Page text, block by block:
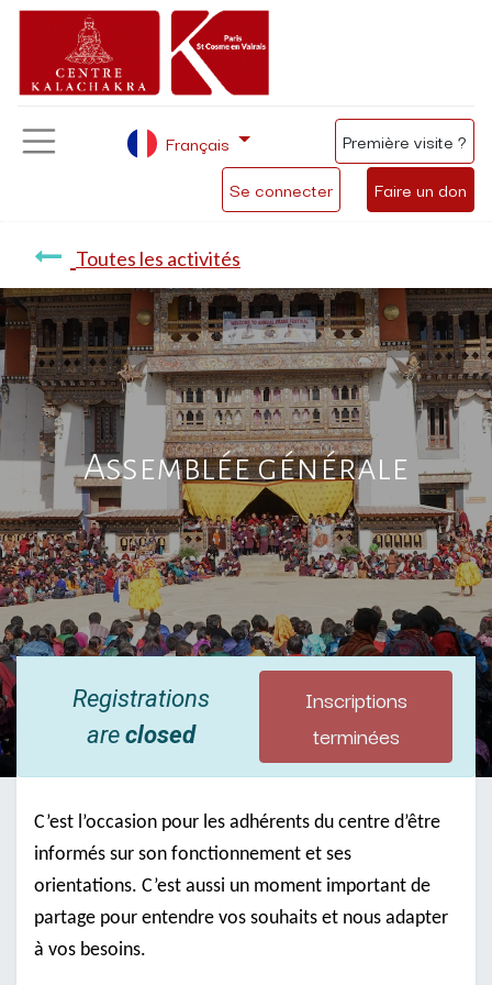
Se connecter Faire un don
Français Première visite ?
Toutes les activités
Assemblée générale
Registrations
areclosed
Inscriptions
terminées
C’est l’occasion pour les adhérents du centre d’être
informés sur son fonctionnement et ses
orientations. C’est aussi un moment important de
partage pour entendre vos souhaits et nous adapter
à vos besoins.